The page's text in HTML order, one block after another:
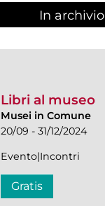
In archivio
Libri al museo
Musei in Comune
20/09 - 31/12/2024
Evento|Incontri
Gratis